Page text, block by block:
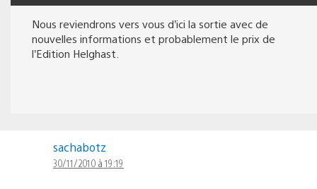
Nous reviendrons vers vous d’ici la sortie avec de
nouvelles informations et probablement le prix de
l’Edition Helghast.
sachabotz
30/11/2010 à 19:19